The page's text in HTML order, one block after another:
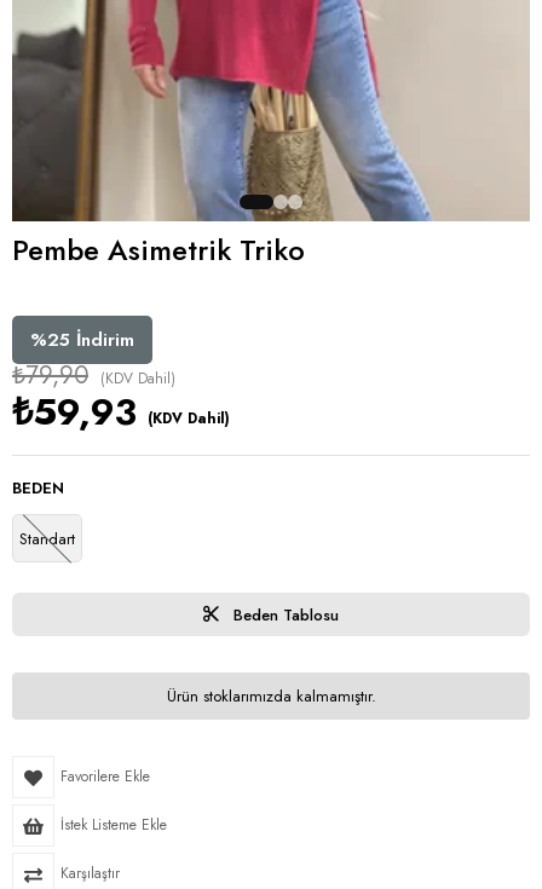
Pembe Asimetrik Triko
%25 İndirim
₺79,90 (KDV Dahil)
₺59,93 (KDV Dahil)
BEDEN
Standart
Beden Tablosu
Ürün stoklarımızda kalmamıştır.
Favorilere Ekle
İstek Listeme Ekle
Karşılaştır